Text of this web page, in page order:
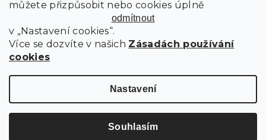
můžete přizpůsobit nebo cookies úplně
odmítnout
v „Nastavení cookies“.
Více se dozvíte v našich Zásadách používání
cookies
Nastavení
Souhlasím